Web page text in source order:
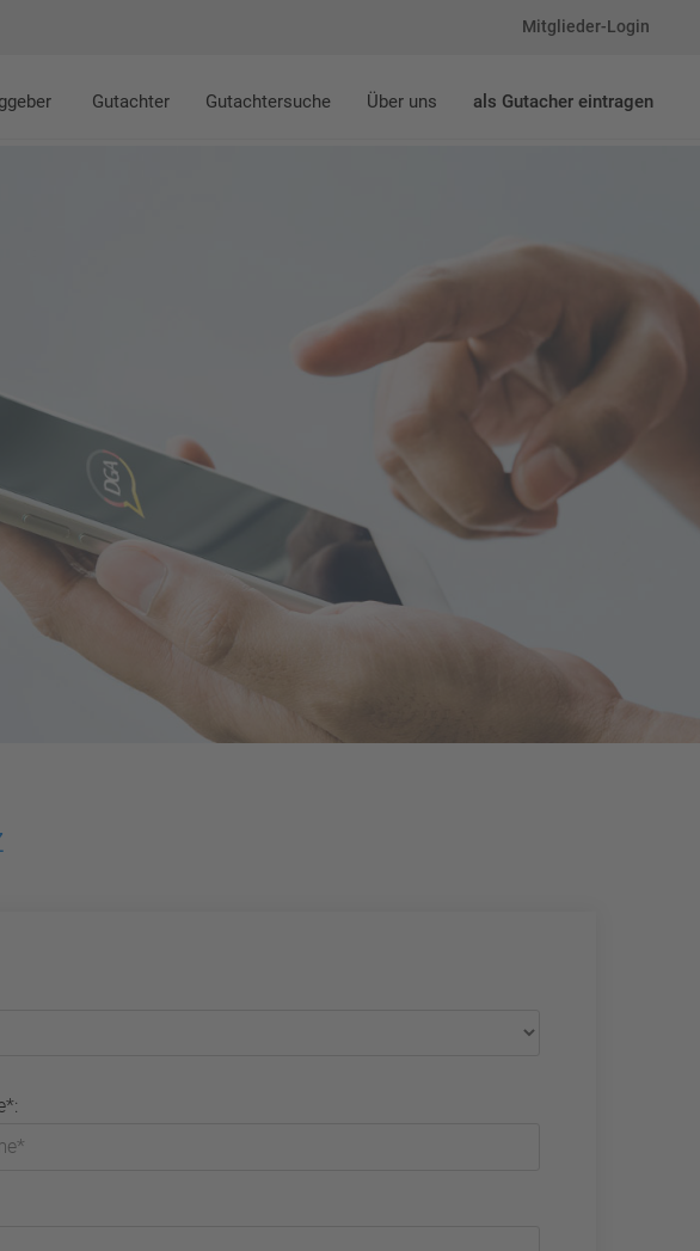
Mitglieder-Login
Gutachter Gutachtersuche Über uns als Gutacher eintragen